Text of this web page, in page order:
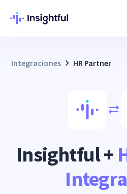
Integraciones HR Partner
Insightful +